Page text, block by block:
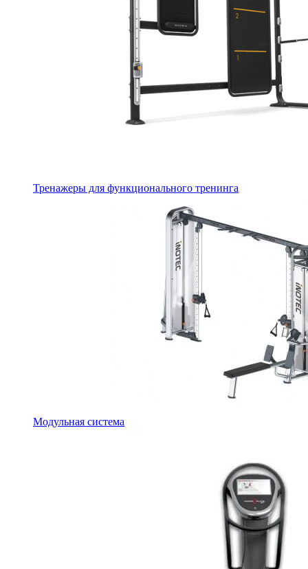
Тренажеры для функционального тренинга
Модульная система